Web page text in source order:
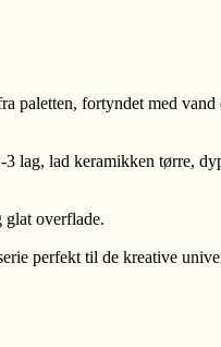
paletten, fortyndet med vand
lag, lad keramikken tørre,
overflade.
perfekt til de kreative